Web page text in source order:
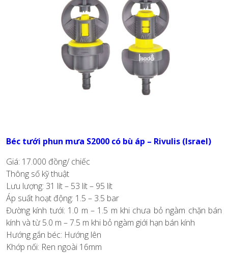
Béc tưới phun mưa S2000 có bù áp – Rivulis (Israel)
Giá: 17.000 đồng/ chiếc
Thông số kỹ thuật
Lưu lượng: 31 lít – 53 lít – 95 lít
Áp suất hoạt động: 1.5 – 3.5 bar
Đường kính tưới: 1.0 m – 1.5 m khi chưa bỏ ngàm chặn bán
kính và từ 5.0 m – 7.5 m khi bỏ ngàm giới hạn bán kính
Hướng gắn béc: Hướng lên
Khớp nối: Ren ngoài 16mm